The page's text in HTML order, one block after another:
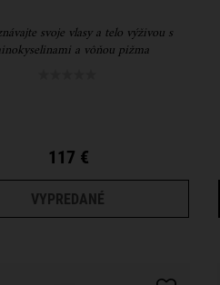
svoje vlasy a telo výživou s
a vôňou pižma
117 €
VYPREDANÉ THE AMINO ACID